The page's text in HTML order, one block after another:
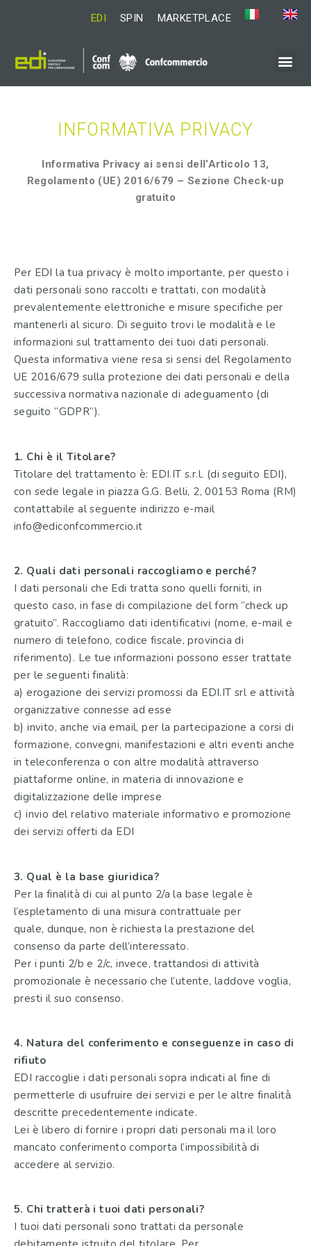
EDI SPIN MARKETPLACE
INFORMATIVA PRIVACY
Informativa Privacy ai sensi dell’Articolo 13,
Regolamento (UE) 2016/679 – Sezione Check-up
gratuito
Per EDI la tua privacy è molto importante, per questo i
dati personali sono raccolti e trattati, con modalità
prevalentemente elettroniche e misure specifiche per
mantenerli al sicuro. Di seguito trovi le modalità e le
informazioni sul trattamento dei tuoi dati personali.
Questa informativa viene resa si sensi del Regolamento
UE 2016/679 sulla protezione dei dati personali e della
successiva normativa nazionale di adeguamento (di
seguito “GDPR”).
1. Chi è il Titolare?
Titolare del trattamento è: EDI.IT s.r.l. (di seguito EDI),
con sede legale in piazza G.G. Belli, 2, 00153 Roma (RM)
contattabile al seguente indirizzo e-mail
info@ediconfcommercio.it
2. Quali dati personali raccogliamo e perché?
I dati personali che Edi tratta sono quelli forniti, in
questo caso, in fase di compilazione del form “check up
gratuito”. Raccogliamo dati identificativi (nome, e-mail e
numero di telefono, codice fiscale, provincia di
riferimento). Le tue informazioni possono esser trattate
per le seguenti finalità:
a) erogazione dei servizi promossi da EDI.IT srl e attività
organizzative connesse ad esse
b) invito, anche via email, per la partecipazione a corsi di
formazione, convegni, manifestazioni e altri eventi anche
in teleconferenza o con altre modalità attraverso
piattaforme online, in materia di innovazione e
digitalizzazione delle imprese
c) invio del relativo materiale informativo e promozione
dei servizi offerti da EDI
3. Qual è la base giuridica?
Per la finalità di cui al punto 2/a la base legale è
l’espletamento di una misura contrattuale per
quale, dunque, non è richiesta la prestazione del
consenso da parte dell’interessato.
Per i punti 2/b e 2/c, invece, trattandosi di attività
promozionale è necessario che l’utente, laddove voglia,
presti il suo consenso.
4. Natura del conferimento e conseguenze in caso di
rifiuto
EDI raccoglie i dati personali sopra indicati al fine di
permetterle di usufruire dei servizi e per le altre finalità̀
descritte precedentemente indicate.
Lei è libero di fornire i propri dati personali ma il loro
mancato conferimento comporta l’impossibilità di
accedere al servizio.
5. Chi tratterà i tuoi dati personali?
I tuoi dati personali sono trattati da personale